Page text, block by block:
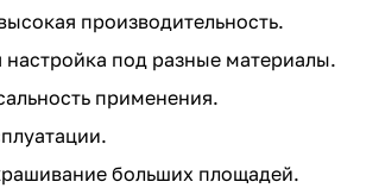
производительность.
под разные материалы.
применения.
больших площадей.